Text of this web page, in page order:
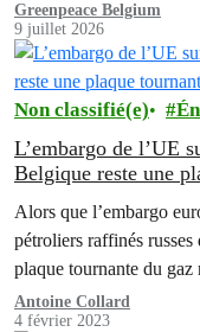
Greenpeace Belgium
9 juillet 2026
Non classifié(e)
L’embargo de l’UE
Belgique reste une
Alors que l’embargo
pétroliers raffinés
plaque tournante du gaz
Antoine Collard
4 février 2023